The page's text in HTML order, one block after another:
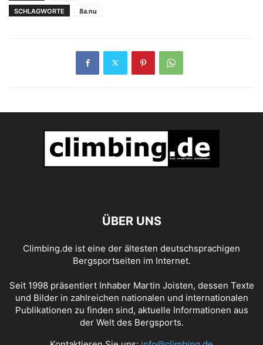
SCHLAGWORTE
8a.nu
ÜBER UNS
Climbing.de ist eine der ältesten deutschsprachigen
Bergsportseiten im Internet.
Seit 1998 präsentiert Inhaber Martin Joisten, dessen Texte
und Bilder in zahlreichen nationalen und internationalen
Publikationen zu finden sind, aktuelle Informationen aus
der Welt des Bergsports.